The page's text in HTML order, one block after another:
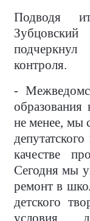
Подводя
контроля.
-
не менее, мы
качестве
Сегодня мы
ремонт в
детского